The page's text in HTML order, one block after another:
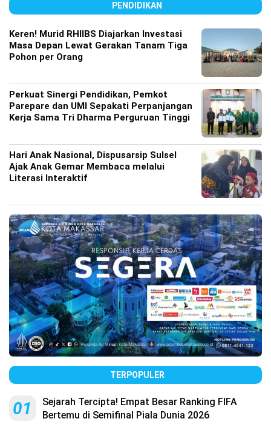
PENDIDIKAN
Keren! Murid RHIIBS Diajarkan Investasi
Masa Depan Lewat Gerakan Tanam Tiga
Pohon per Orang
Perkuat Sinergi Pendidikan, Pemkot
Parepare dan UMI Sepakati Perpanjangan
Kerja Sama Tri Dharma Perguruan Tinggi
Hari Anak Nasional, Dispusarsip Sulsel
Ajak Anak Gemar Membaca melalui
Literasi Interaktif
TERPOPULER
01
Sejarah Tercipta! Empat Besar Ranking FIFA
Bertemu di Semifinal Piala Dunia 2026